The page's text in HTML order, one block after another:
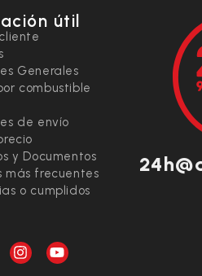
útil
Generales
combustible
de envío
y Documentos
más frecuentes
o cumplidos